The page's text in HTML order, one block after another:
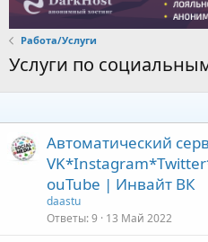
Работа/Услуги
Услуги по
Автоматический
ouTube | Инвайт ВК
daastu
Ответы 9 13 Май 2022